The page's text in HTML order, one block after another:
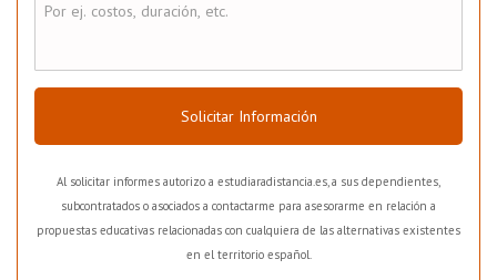
Solicitar Información
Al solicitar informes autorizo a estudiaradistancia.es, a sus dependientes,
subcontratados o asociados a contactarme para asesorarme en relación a
propuestas educativas relacionadas con cualquiera de las alternativas existentes
en el territorio español.